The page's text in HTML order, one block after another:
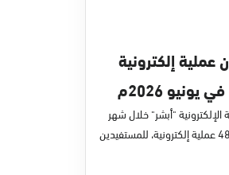
مليون عملية إلكترونية
2026م
الإلكترونية "أبشر" خلال شهر
يونيو الماضي 48,854,788 عملية إلكترونية، للمستفيدين